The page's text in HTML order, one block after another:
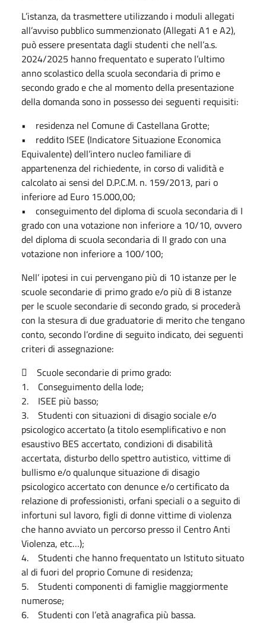
L’istanza, da trasmettere utilizzando i moduli allegati
all’avviso pubblico summenzionato (Allegati A1 e A2),
può essere presentata dagli studenti che nell’a.s.
2024/2025 hanno frequentato e superato l’ultimo
anno scolastico della scuola secondaria di primo e
secondo grado e che al momento della presentazione
della domanda sono in possesso dei seguenti requisiti:
• residenza nel Comune di Castellana Grotte;
• reddito ISEE (Indicatore Situazione Economica
Equivalente) dell’intero nucleo familiare di
appartenenza del richiedente, in corso di validità e
calcolato ai sensi del D.P.C.M. n. 159/2013, pari o
inferiore ad Euro 15.000,00;
• conseguimento del diploma di scuola secondaria di I
grado con una votazione non inferiore a 10/10, ovvero
del diploma di scuola secondaria di II grado con una
votazione non inferiore a 100/100;
Nell’ ipotesi in cui pervengano più di 10 istanze per le
scuole secondarie di primo grado e/o più di 8 istanze
per le scuole secondarie di secondo grado, si procederà
con la stesura di due graduatorie di merito che tengano
conto, secondo l’ordine di seguito indicato, dei seguenti
criteri di assegnazione:
 Scuole secondarie di primo grado:
1. Conseguimento della lode;
2. ISEE più basso;
3. Studenti con situazioni di disagio sociale e/o
psicologico accertato (a titolo esemplificativo e non
esaustivo BES accertato, condizioni di disabilità
accertata, disturbo dello spettro autistico, vittime di
bullismo e/o qualunque situazione di disagio
psicologico accertato con denunce e/o certificato da
relazione di professionisti, orfani speciali o a seguito di
infortuni sul lavoro, figli di donne vittime di violenza
che hanno avviato un percorso presso il Centro Anti
Violenza, etc…);
4. Studenti che hanno frequentato un Istituto situato
al di fuori del proprio Comune di residenza;
5. Studenti componenti di famiglie maggiormente
numerose;
6. Studenti con l’età anagrafica più bassa.